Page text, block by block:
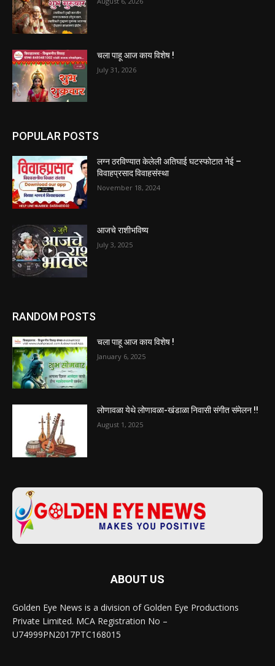
चला पाहू आज काय विशेष !
July 31, 2026
POPULAR POSTS
लग्न ठरविण्यात केलेली अतिघाई घटस्फोटात नेई –
विवाहप्रसाद विवाहसंस्था
November 18, 2024
आजचे राशीभविष्य
July 3, 2025
RANDOM POSTS
चला पाहू आज काय विशेष !
January 6, 2025
लोणावळा येथे लोणावळा-खंडाळा निवासी संगीत संमेलन !!
August 1, 2025
ABOUT US
Golden Eye News is a division of Golden Eye Productions
Private Limited. MCA Registration No –
U74999PN2017PTC168015